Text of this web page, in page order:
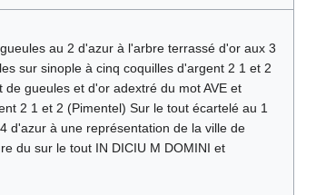
au 2 d'azur à l'arbre terrassé d'or aux 3
sur sinople à cinq coquilles d'argent 2 1 et 2
gueules et d'or adextré du mot AVE et
2 1 et 2 (Pimentel) Sur le tout écartelé au 1
d'azur à une représentation de la ville de
du sur le tout IN DICIU M DOMINI et